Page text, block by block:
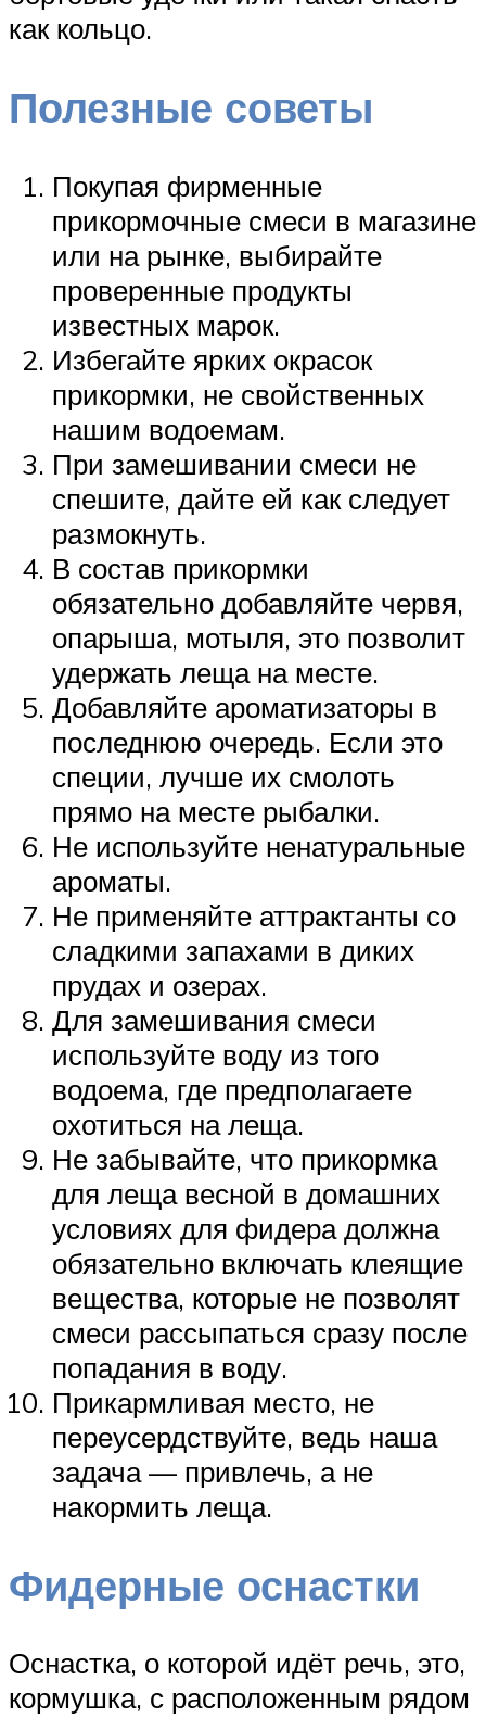
как кольцо.
Полезные советы
Покупая фирменные
прикормочные смеси в магазине
или на рынке, выбирайте
проверенные продукты
известных марок.
Избегайте ярких окрасок
прикормки, не свойственных
нашим водоемам.
При замешивании смеси не
спешите, дайте ей как следует
размокнуть.
В состав прикормки
обязательно добавляйте червя,
опарыша, мотыля, это позволит
удержать леща на месте.
Добавляйте ароматизаторы в
последнюю очередь. Если это
специи, лучше их смолоть
прямо на месте рыбалки.
Не используйте ненатуральные
ароматы.
Не применяйте аттрактанты со
сладкими запахами в диких
прудах и озерах.
Для замешивания смеси
используйте воду из того
водоема, где предполагаете
охотиться на леща.
Не забывайте, что прикормка
для леща весной в домашних
условиях для фидера должна
обязательно включать клеящие
вещества, которые не позволят
смеси рассыпаться сразу после
попадания в воду.
Прикармливая место, не
переусердствуйте, ведь наша
задача — привлечь, а не
накормить леща.
Фидерные оснастки
Оснастка, о которой идёт речь, это,
кормушка, с расположенным рядом